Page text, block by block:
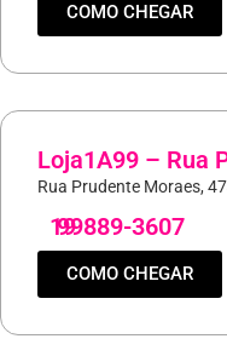
COMO CHEGAR
Loja1A99 – Rua
Rua Prudente Moraes,
19
99889-3607
COMO CHEGAR